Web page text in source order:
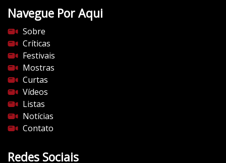
Navegue Por Aqui
Sobre
Críticas
Festivais
Mostras
Curtas
Vídeos
Listas
Notícias
Contato
Redes Sociais